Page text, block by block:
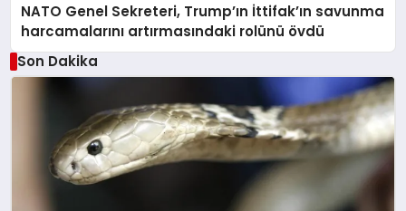
NATO Genel Sekreteri, Trump’ın İttifak’ın savunma
harcamalarını artırmasındaki rolünü övdü
Son Dakika